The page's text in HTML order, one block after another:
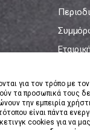
για τον τρόπο με τον
τα προσωπικά τους
την εμπειρία
είναι πάντα
cookies για να μας